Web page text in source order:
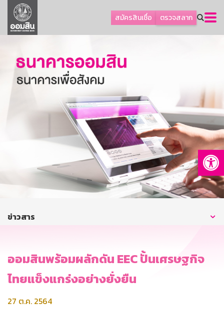
สมัครสินเชื่อ ตรวจสลาก
ลูกค้าธุรกิจ
ลูกค้าผู้ประกอบรายย่อย
ออมเพื่อสุข
เกี่ยวกับธนาคาร
การพัฒนาที่ยั่งยืน
บริการทางการเงิน
ติดต่อเรา
บริการออนไลน์
ข่าวสาร
ออมสินพร้อมผลักดัน EEC ปั้นเศรษฐกิจ
ไทยแข็งแกร่งอย่างยั่งยืน
27 ต.ค. 2564